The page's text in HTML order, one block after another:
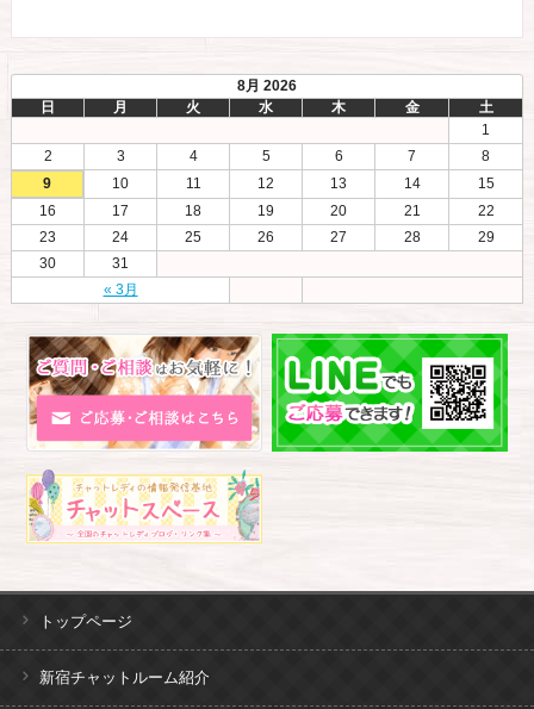
8月 2026
日
月 火 水 木 金 土
« 3月
1
2
3 4 5 6 7
8
9
10 11 12 13 14
15
16
17 18 19 20 21
22
23
24 25 26 27 28
29
30
31
トップページ
新宿チャットルーム紹介